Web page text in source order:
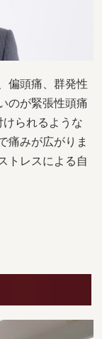
偏頭痛、群発性
のが緊張性頭痛
られるような
痛みが広がりま
トレスによる自